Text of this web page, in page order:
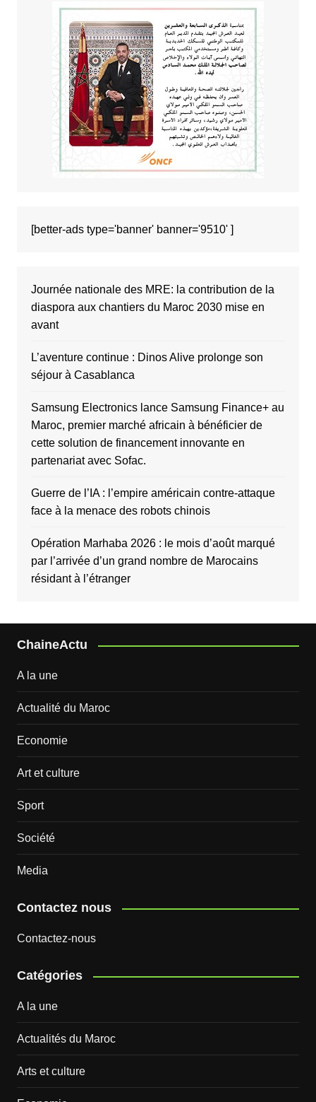
[better-ads type='banner' banner='9510' ]
Journée nationale des MRE: la contribution de la
diaspora aux chantiers du Maroc 2030 mise en
avant
L’aventure continue : Dinos Alive prolonge son
séjour à Casablanca
Samsung Electronics lance Samsung Finance+ au
Maroc, premier marché africain à bénéficier de
cette solution de financement innovante en
partenariat avec Sofac.
Guerre de l’IA : l’empire américain contre-attaque
face à la menace des robots chinois
Opération Marhaba 2026 : le mois d’août marqué
par l’arrivée d’un grand nombre de Marocains
résidant à l’étranger
ChaineActu
A la une
Actualité du Maroc
Economie
Art et culture
Sport
Société
Media
Contactez nous
Contactez-nous
Catégories
A la une
Actualités du Maroc
Arts et culture